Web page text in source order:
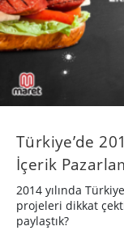
Türkiye’de
İçerik
2014 yılında
projeleri dikkat
paylaştık?